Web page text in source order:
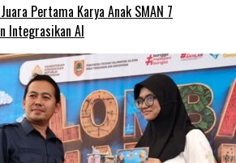
Pertama Karya Anak SMAN 7
Integrasikan AI